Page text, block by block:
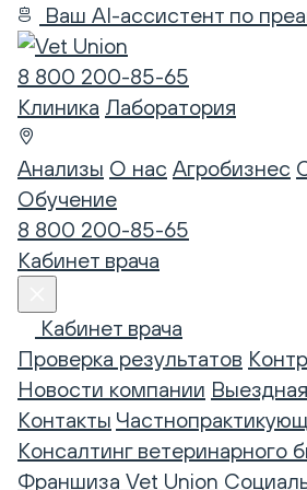
Ваш AI-ассистент по
8 800 200-85-65
Клиника Лаборатория
Анализы О нас Агробизнес
Обучение
8 800 200-85-65
Кабинет врача
Кабинет врача
Проверка результатов
Новости компании
Контакты
Консалтинг ветеринарного
Франшиза Vet Union